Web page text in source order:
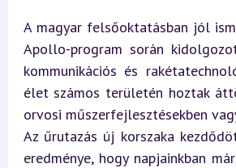
A magyar felsőoktatásban jól
Apollo-program során
kommunikációs és
élet számos területén hoztak
orvosi műszerfejlesztésekben
Az űrutazás új korszaka
eredménye, hogy napjainkban